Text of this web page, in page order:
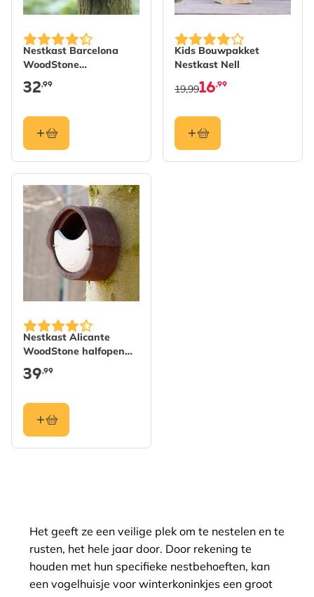
Nestkast Barcelona
WoodStone
halfholenbroeder Bruin
32,99
Kids Bouwpakket
Nestkast Nell
16,99
19,99
Nestkast Alicante
WoodStone halfopen
Bruin
39,99
Het geeft ze een veilige plek om te nestelen en te
rusten, het hele jaar door. Door rekening te
houden met hun specifieke nestbehoeften, kan
een vogelhuisje voor winterkoninkjes een groot